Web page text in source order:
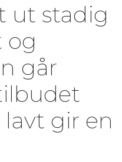
ut stadig
og
går
lavt gir en